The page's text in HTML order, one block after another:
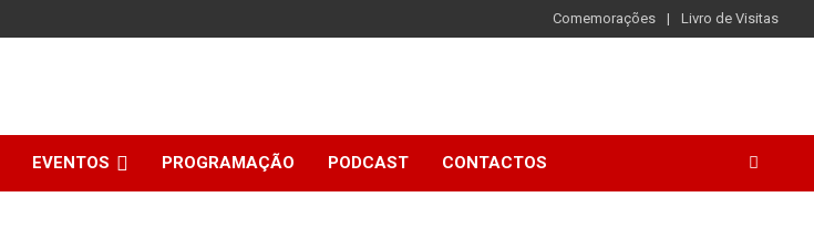
Comemorações Livro de Visitas
EVENTOS PROGRAMAÇÃO PODCAST CONTACTOS